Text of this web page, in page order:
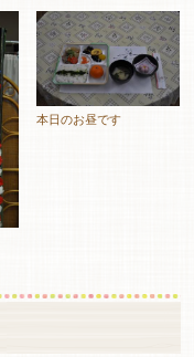
本日のお昼です